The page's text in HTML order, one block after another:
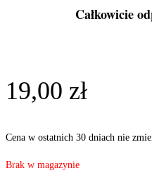
Całkowicie
19,00 zł
Cena w ostatnich 30 dniach nie
Brak w magazynie